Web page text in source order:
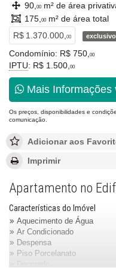
90, 00m² de área
175, 00m² de área total
R$ 1.370.000, 00 exclusivo
Condomínio: R$ 750, 00
IPTU: R$ 1.500, 00
Mais Informações
Os preços, disponibilidades e
comunicação.
Adicionar aos
Imprimir
Apartamento no
Características do Imóvel
Aquecimento de Água
Ar Condicionado
Despensa
Piso Porcelanato